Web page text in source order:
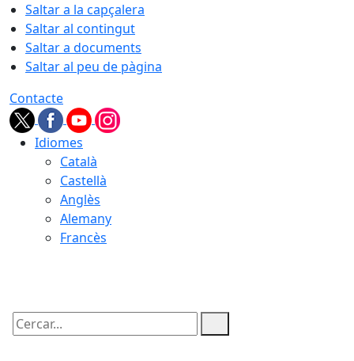
Saltar a la capçalera
Saltar al contingut
Saltar a documents
Saltar al peu de pàgina
Contacte
Idiomes
Català
Castellà
Anglès
Alemany
Francès
Cercar: